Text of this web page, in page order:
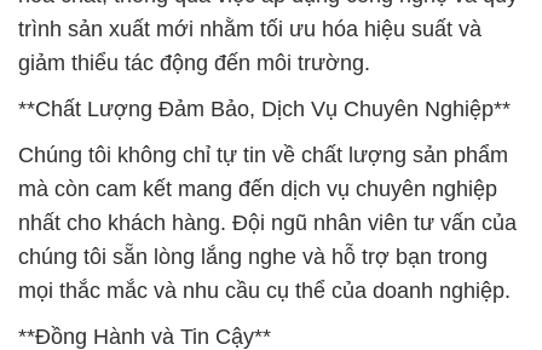
trình sản xuất mới nhằm tối ưu hóa hiệu suất và
giảm thiểu tác động đến môi trường.
**Chất Lượng Đảm Bảo, Dịch Vụ Chuyên Nghiệp**
Chúng tôi không chỉ tự tin về chất lượng sản phẩm
mà còn cam kết mang đến dịch vụ chuyên nghiệp
nhất cho khách hàng. Đội ngũ nhân viên tư vấn của
chúng tôi sẵn lòng lắng nghe và hỗ trợ bạn trong
mọi thắc mắc và nhu cầu cụ thể của doanh nghiệp.
**Đồng Hành và Tin Cậy**